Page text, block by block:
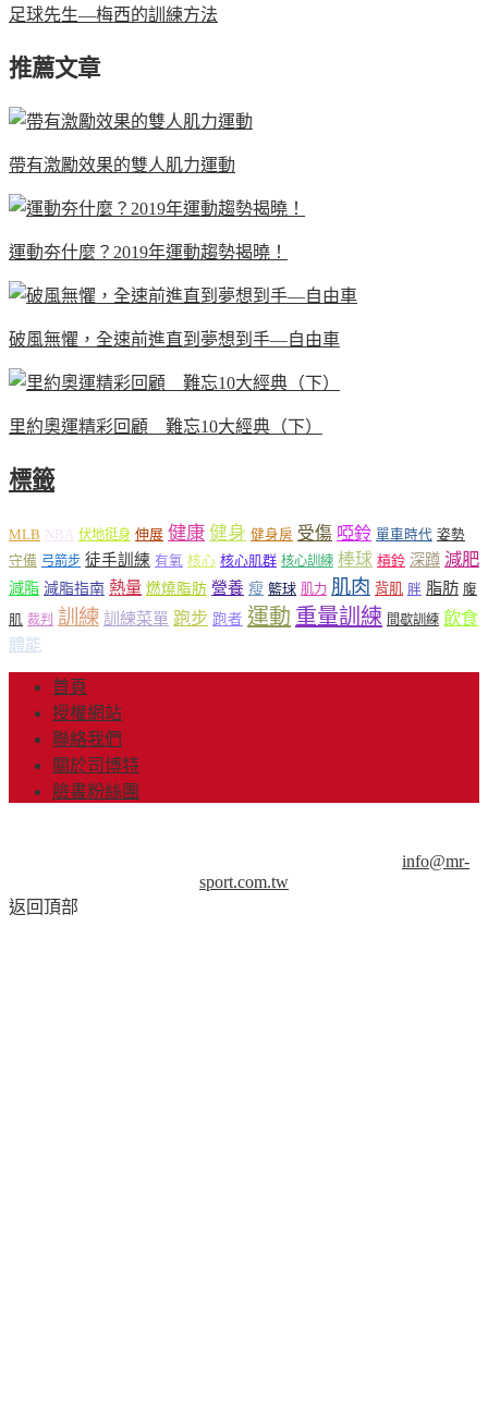
足球先生—梅西的訓練方法
推薦文章
帶有激勵效果的雙人肌力運動
運動夯什麼？2019年運動趨勢揭曉！
破風無懼，全速前進直到夢想到手—自由車
里約奧運精彩回顧 難忘10大經典（下）
標籤
MLB NBA 伏地挺身 伸展 健康 健身 健身房 受傷 啞鈴 單車時代 姿勢
守備 弓箭步 徒手訓練 有氧 核心 核心肌群 核心訓練 棒球 槓鈴 深蹲 減肥
減脂 減脂指南 熱量 燃燒脂肪 營養 瘦 籃球 肌力 肌肉 背肌 胖 脂肪 腹
肌 裁判 訓練 訓練菜單 跑步 跑者 運動 重量訓練 間歇訓練 飲食
體能
首頁
授權網站
聯絡我們
關於司博特
臉書粉絲團
info@mr-
sport.com.tw
返回頂部